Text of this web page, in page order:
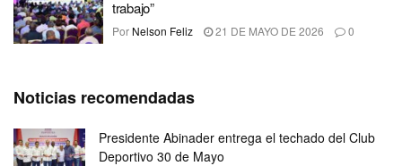
trabajo”
Por Nelson Feliz 21 DE MAYO DE 2026 0
Noticias recomendadas
Presidente Abinader entrega el techado del Club
Deportivo 30 de Mayo